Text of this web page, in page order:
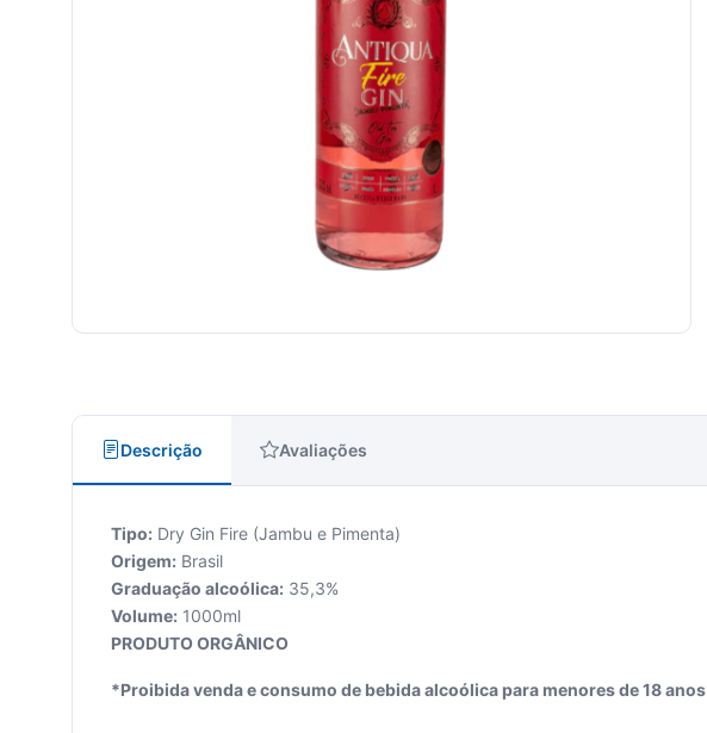
Descrição Avaliações
Tipo: Dry Gin Fire (Jambu e Pimenta)
Origem: Brasil
Graduação alcoólica: 35,3%
Volume: 1000ml
PRODUTO ORGÂNICO
*Proibida venda e consumo de bebida alcoólica para menores de 18